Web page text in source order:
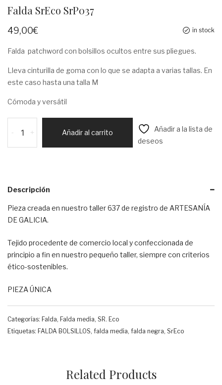
Falda SrEco SrP037
in stock
49,00€
Falda patchword con bolsillos ocultos entre sus pliegues.
Lleva cinturilla de goma con lo que se adapta a varias tallas. En
este caso hasta una talla M
Cómoda y versátil
-
SrEco
SrP037
+ Añadir al carrito
Añadir a la lista de
deseos
Descripción
Pieza creada en nuestro taller 637 de registro de ARTESANÍA
DE GALICIA.
Tejido procedente de comercio local y confeccionada de
principio a fin en nuestro pequeño taller, siempre con criterios
ético-sostenibles.
PIEZA ÚNICA
Categorías: Falda, Falda media, SR. Eco
Etiquetas: FALDA BOLSILLOS, falda media, falda negra, SrEco
Related Products